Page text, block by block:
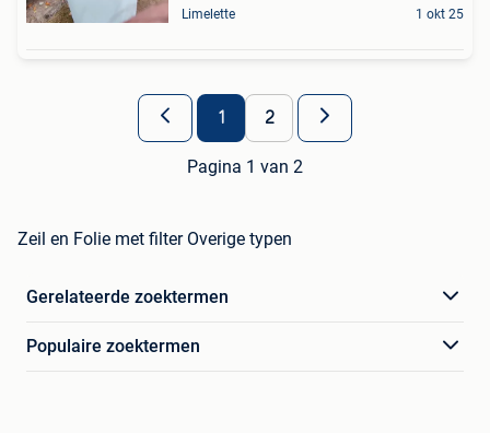
Limelette 1 okt 25
1 2
Pagina 1 van 2
Zeil en Folie met filter Overige typen
Gerelateerde zoektermen
Populaire zoektermen